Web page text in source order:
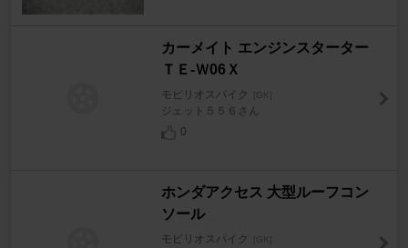
カーメイト エンジンスターター
ＴＥ-Ｗ06Ｘ
モビリオスパイク [GK]
ジェット５５６さん
0
ホンダアクセス 大型ルーフコン
ソール
モビリオスパイク [GK]